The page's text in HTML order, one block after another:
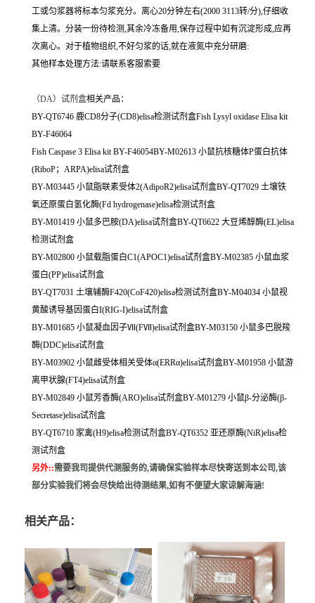
工或匀浆器将标本匀浆充分。离心20分钟左右(2000 3113转/分),仔细收
集上清。分装一份待检测,其余冷冻备用,保存过程中如有沉淀形成,应再
次离心。对于植物组织,不好匀浆的话,就在液氮中充分研磨:
其他样本处理方法:请联系客服索要
（DA）试剂盒相关产品：
BY-QT6746 鹿CD8分子(CD8)elisa检测试剂盒Fish Lysyl oxidase Elisa kit
BY-F46064
Fish Caspase 3 Elisa kit BY-F46054BY-M02613 小鼠抗核糖体P蛋白抗体
(RiboP；ARPA)elisa试剂盒
BY-M03445 小鼠脂联素受体2(AdipoR2)elisa试剂盒BY-QT7029 土壤铁
氧还原蛋白氢化酶(Fd hydrogenase)elisa检测试剂盒
BY-M01419 小鼠多巴胺(DA)elisa试剂盒BY-QT6622 大豆烯醇酶(EL)elisa
检测试剂盒
BY-M02800 小鼠载脂蛋白C1(APOC1)elisa试剂盒BY-M02385 小鼠血浆
蛋白(PP)elisa试剂盒
BY-QT7031 土壤辅酶F420(CoF420)elisa检测试剂盒BY-M04034 小鼠视
黄酸诱导基因蛋白I(RIG-I)elisa试剂盒
BY-M01685 小鼠凝血因子Ⅶ(FⅦ)elisa试剂盒BY-M03150 小鼠多巴脱羧
酶(DDC)elisa试剂盒
BY-M03902 小鼠雌受体相关受体α(ERRα)elisa试剂盒BY-M01958 小鼠游
离甲状腺(FT4)elisa试剂盒
BY-M02849 小鼠芳香酶(ARO)elisa试剂盒BY-M01279 小鼠β-分泌酶(β-
Secretase)elisa试剂盒
BY-QT6710 家禽(H9)elisa检测试剂盒BY-QT6352 亚还原酶(NiR)elisa检
测试剂盒
另外::需要我司提供代测服务的,请确保实验样本尽快寄送到本公司,该
部分实验我们将会尽快给出待测结果,如有不便望大家谅解海涵!
相关产品：